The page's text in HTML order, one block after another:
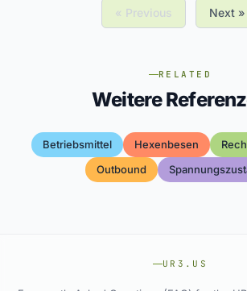
« Previous Next »
RELATED
Weitere
Betriebsmittel Hexenbesen
Outbound
UR3.US